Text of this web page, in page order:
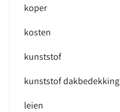
koper
kosten
kunststof
kunststof dakbedekking
leien